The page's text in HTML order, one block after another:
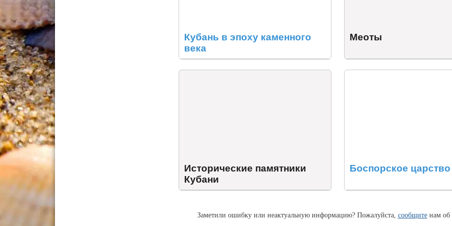
Кубань в эпоху каменного
века
Меоты
Исторические памятники
Кубани
Боспорское царство
Заметили ошибку или неактуальную информацию? Пожалуйста, сообщитенам об